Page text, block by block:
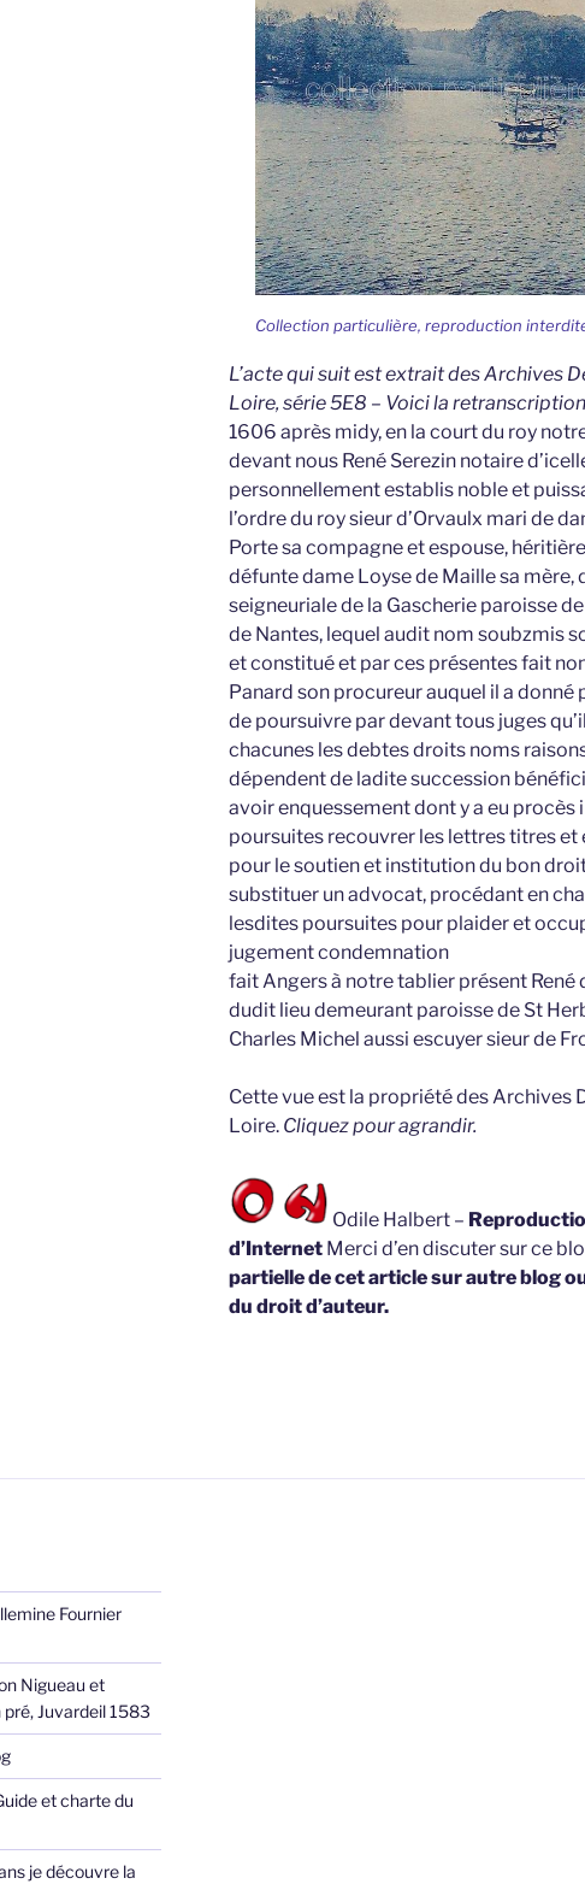
Collection particulière, reproduction
L’acte qui suit est extrait des Archives
Loire, série 5E8 – Voici la
1606 après midy, en la court du roy
devant nous René Serezin notaire
personnellement establis noble et
l’ordre du roy sieur d’Orvaulx mari de
Porte sa compagne et espouse,
défunte dame Loyse de Maille sa mère,
seigneuriale de la Gascherie paroisse
de Nantes, lequel audit nom soubzmis
et constitué et par ces présentes fait
Panard son procureur auquel il a
de poursuivre par devant tous juges
chacunes les debtes droits noms
dépendent de ladite succession
avoir enquessement dont y a eu procès
poursuites recouvrer les lettres titres
pour le soutien et institution du bon
substituer un advocat, procédant en
lesdites poursuites pour plaider et
jugement condemnation
fait Angers à notre tablier présent René
dudit lieu demeurant paroisse de St
Charles Michel aussi escuyer sieur de
Cette vue est la propriété des Archives
Loire. Cliquez pour agrandir.
Odile Halbert –
d’Internet Merci d’en discuter sur ce
partielle de cet article sur autre blog
du droit d’auteur.
Fournier
Nigueau et
Juvardeil 1583
et charte du
je découvre la